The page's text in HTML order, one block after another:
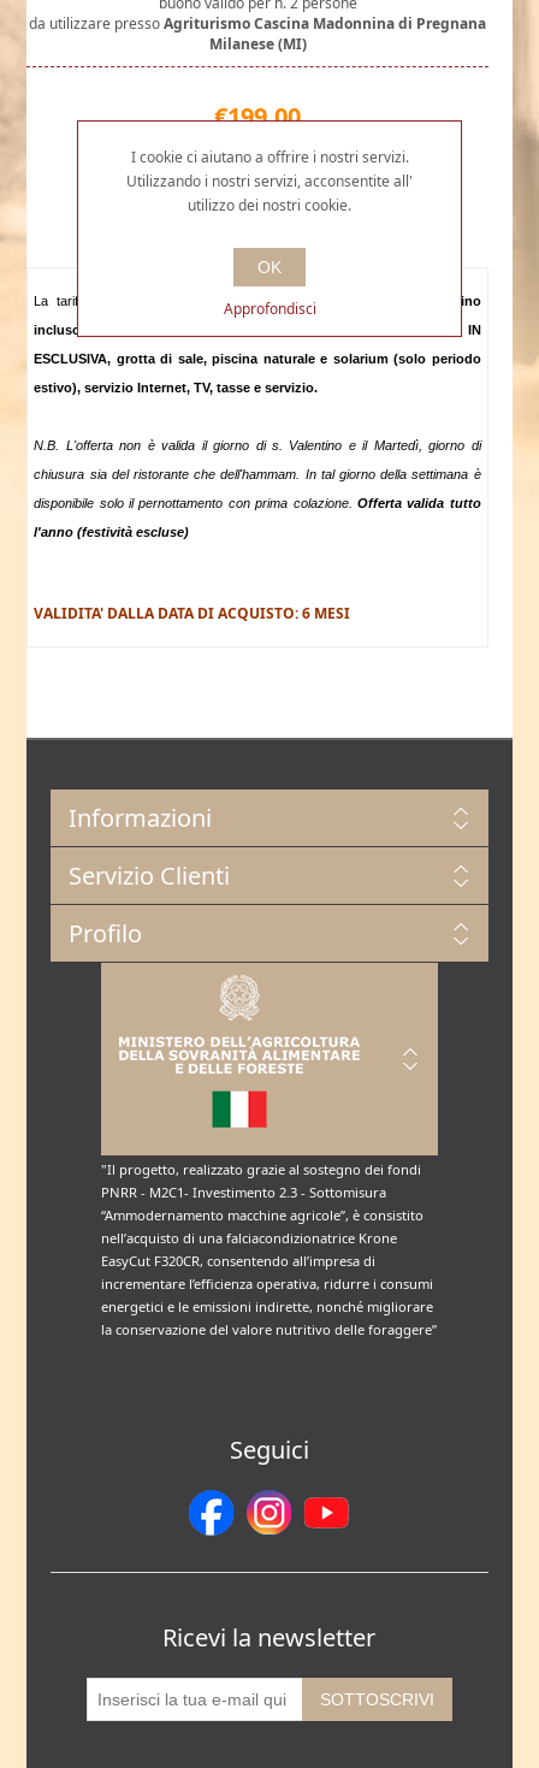
da utilizzare pressoAgriturismo Cascina Madonnina di Pregnana
Milanese (MI)
€199,00
La tariffa include:
pranzo o cena per 2 con menù completo (vino
incluso), pernottamento con prima colazione, hammam IN
ESCLUSIVA, grotta di sale, piscina naturale e solarium (solo periodo
estivo), servizio Internet, TV, tasse e servizio.
N.B. L'offerta non è valida il giorno di s. Valentino e il Martedì, giorno di
chiusura sia del ristorante che dell'hammam. In tal giorno della settimana è
disponibile solo il pernottamento con prima colazione. Offerta valida tutto
l'anno (festività escluse)
VALIDITA' DALLA DATA DI ACQUISTO: 6 MESI
Informazioni
Servizio Clienti
Profilo
"Il progetto, realizzato grazie al sostegno dei fondi
PNRR - M2C1- Investimento 2.3 - Sottomisura
“Ammodernamento macchine agricole”, è consistito
nell’acquisto di una falciacondizionatrice Krone
EasyCut F320CR, consentendo all’impresa di
incrementare l’efficienza operativa, ridurre i consumi
energetici e le emissioni indirette, nonché migliorare
la conservazione del valore nutritivo delle foraggere”
Seguici
Ricevi la newsletter
I cookie ci aiutano a offrire i nostri servizi.
Utilizzando i nostri servizi, acconsentite all'
utilizzo dei nostri cookie.
OK
Approfondisci